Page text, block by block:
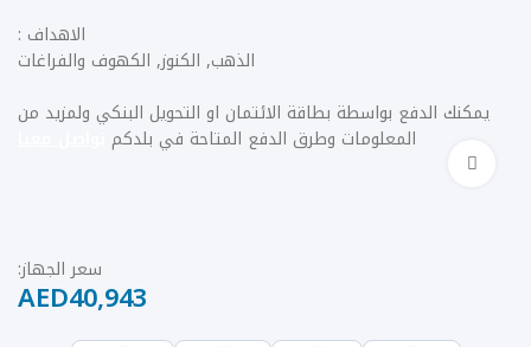
الاهداف :
الذهب, الكنوز, الكهوف والفراغات
يمكنك الدفع بواسطة بطاقة الائتمان او التحويل البنكي ولمزيد من
المعلومات وطرق الدفع المتاحة في بلدكم
سعر الجهاز:
AED40,943